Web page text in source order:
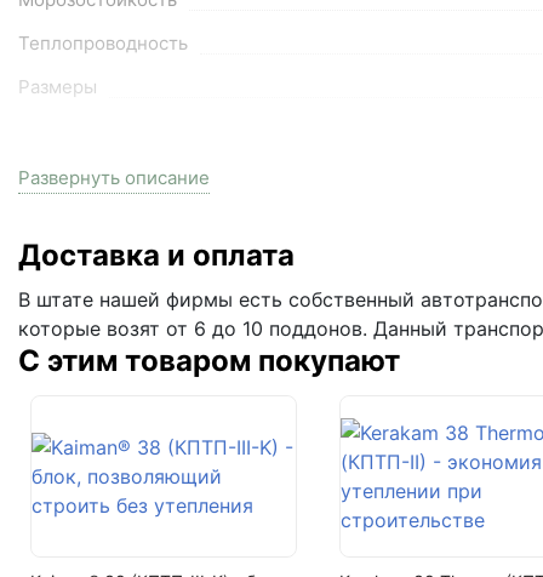
Теплопроводность
Размеры
Расход 1м3
Вес
На поддоне
Водопоглощение
Скорость начальной абсорбции воды кг/(м2мин.)
Группа по теплотехнической эффективности
Удельная эффективная активность естественных
Пустотность
Развернуть описание
Доставка и оплата
В штате нашей фирмы есть собственный
которые возят от 6 до 10 поддонов. Данный
С этим товаром покупают